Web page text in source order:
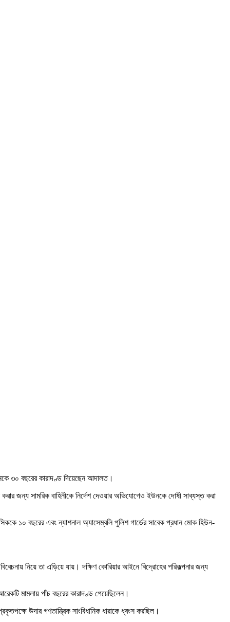
৩০ বছরের কারাদণ্ড দিয়েছেন আদালত।
জন্য সামরিক বাহিনীকে নির্দেশ দেওয়ার অভিযোগেও ইউনকে দোষী সাব্যস্ত করা
১০ বছরের এবং ন্যাশনাল অ্যাসেম্বলি পুলিশ গার্ডের সাবেক প্রধান মোক হিউন-
নিয়ে তা এড়িয়ে যায়। দক্ষিণ কোরিয়ার আইনে বিদ্রোহের পরিকল্পনার জন্য
মামলায় পাঁচ বছরের কারাদণ্ড পেয়েছিলেন।
উদার গণতান্ত্রিক সাংবিধানিক ধারাকে ধ্বংস করছিল।